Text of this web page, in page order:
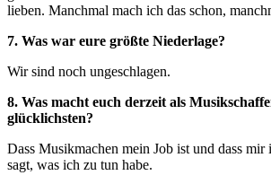
lieben. Manchmal mach ich das schon,
7. Was war eure größte Niederlage?
Wir sind noch ungeschlagen.
8. Was macht euch derzeit als
glücklichsten?
Dass Musikmachen mein Job ist und dass mir
sagt, was ich zu tun habe.